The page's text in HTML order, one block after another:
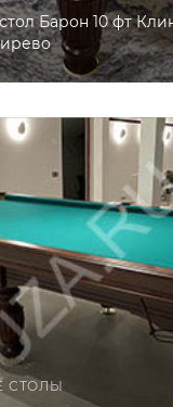
Барон 10 фт
СТОЛЫ